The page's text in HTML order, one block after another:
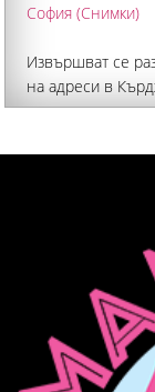
Извършват се
на адреси в
резултатите от